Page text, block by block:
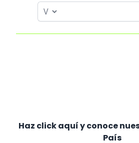
Haz click aquí y conoce
País